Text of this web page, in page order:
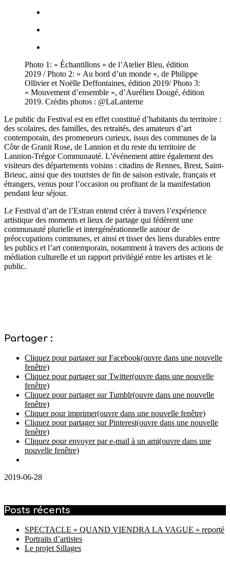
Photo 1: « Échantillons » de l’Atelier Bleu, édition
2019 / Photo 2: « Au bord d’un monde », de Philippe
Ollivier et Noëlle Deffontaines, édition 2019/ Photo 3:
« Mouvement d’ensemble », d’Aurélien Dougé, édition
2019. Crédits photos : @LaLanterne
Le public du Festival est en effet constitué d’habitants du territoire :
des scolaires, des familles, des retraités, des amateurs d’art
contemporain, des promeneurs curieux, issus des communes de la
Côte de Granit Rose, de Lannion et du reste du territoire de
Lannion-Trégor Communauté. L’événement attire également des
visiteurs des départements voisins : citadins de Rennes, Brest, Saint-
Brieuc, ainsi que des touristes de fin de saison estivale, français et
étrangers, venus pour l’occasion ou profitant de la manifestation
pendant leur séjour.
Le Festival d’art de l’Estran entend créer à travers l’expérience
artistique des moments et lieux de partage qui fédèrent une
communauté plurielle et intergénérationnelle autour de
préoccupations communes, et ainsi et tisser des liens durables entre
les publics et l’art contemporain, notamment à travers des actions de
médiation culturelle et un rapport privilégié entre les artistes et le
public.
Partager :
Cliquez pour partager sur Facebook(ouvre dans une nouvelle
fenêtre)
Cliquez pour partager sur Twitter(ouvre dans une nouvelle
fenêtre)
Cliquez pour partager sur Tumblr(ouvre dans une nouvelle
fenêtre)
Cliquer pour imprimer(ouvre dans une nouvelle fenêtre)
Cliquez pour partager sur Pinterest(ouvre dans une nouvelle
fenêtre)
Cliquez pour envoyer par e-mail à un ami(ouvre dans une
nouvelle fenêtre)
2019-06-28
Posts récents
SPECTACLE « QUAND VIENDRA LA VAGUE » reporté
Portraits d’artistes
Le projet Sillages